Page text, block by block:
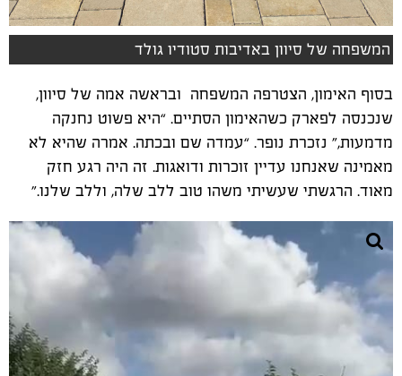
המשפחה של סיוון באדיבות סטודיו גולד
בסוף האימון, הצטרפה המשפחה ובראשה אמה של סיוון,
שנכנסה לפארק כשהאימון הסתיים. “היא פשוט נחנקה
מדמעות,” נזכרת נופר. “עמדה שם ובכתה. אמרה שהיא לא
מאמינה שאנחנו עדיין זוכרות ודואגות. זה היה רגע חזק
מאוד. הרגשתי שעשיתי משהו טוב ללב שלה, וללב שלנו.”